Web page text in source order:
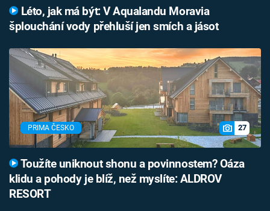
Léto, jak má být: V Aqualandu Moravia
šplouchání vody přehluší jen smích a jásot
PRIMA ČESKO 27
Toužíte uniknout shonu a povinnostem? Oáza
klidu a pohody je blíž, než myslíte: ALDROV
RESORT